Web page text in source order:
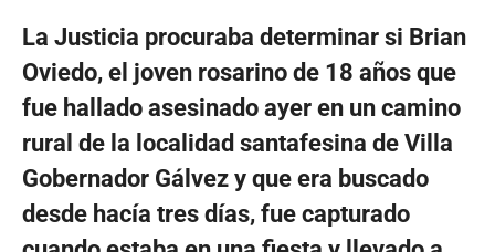
La Justicia procuraba determinar si Brian
Oviedo, el joven rosarino de 18 años que
fue hallado asesinado ayer en un camino
rural de la localidad santafesina de Villa
Gobernador Gálvez y que era buscado
desde hacía tres días, fue capturado